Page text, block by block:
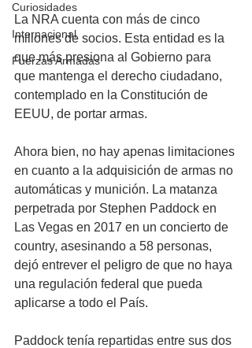
Curiosidades
Internacional
Fuerzas Armadas
La NRA cuenta con más de cinco
millones de socios. Esta entidad es la
que más presiona al Gobierno para
que mantenga el derecho ciudadano,
contemplado en la Constitución de
EEUU, de portar armas.
Ahora bien, no hay apenas limitaciones
en cuanto a la adquisición de armas no
automáticas y munición. La matanza
perpetrada por Stephen Paddock en
Las Vegas en 2017 en un concierto de
country, asesinando a 58 personas,
dejó entrever el peligro de que no haya
una regulación federal que pueda
aplicarse a todo el País.
Paddock tenía repartidas entre sus dos